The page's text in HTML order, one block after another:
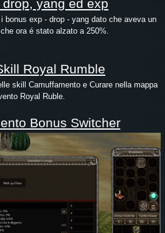
yang ed exp
bonus exp - drop - yang dato che aveva un
ora é stato alzato a 250%.
Royal Rumble
skill Camuffamento e Curare nella mappa
Royal Ruble.
Bonus Switcher